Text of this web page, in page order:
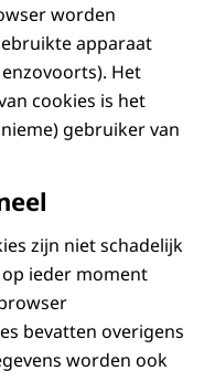
worden
apparaat
Het
cookies is het
gebruiker van
zijn niet schadelijk
ieder moment
bevatten overigens
worden ook